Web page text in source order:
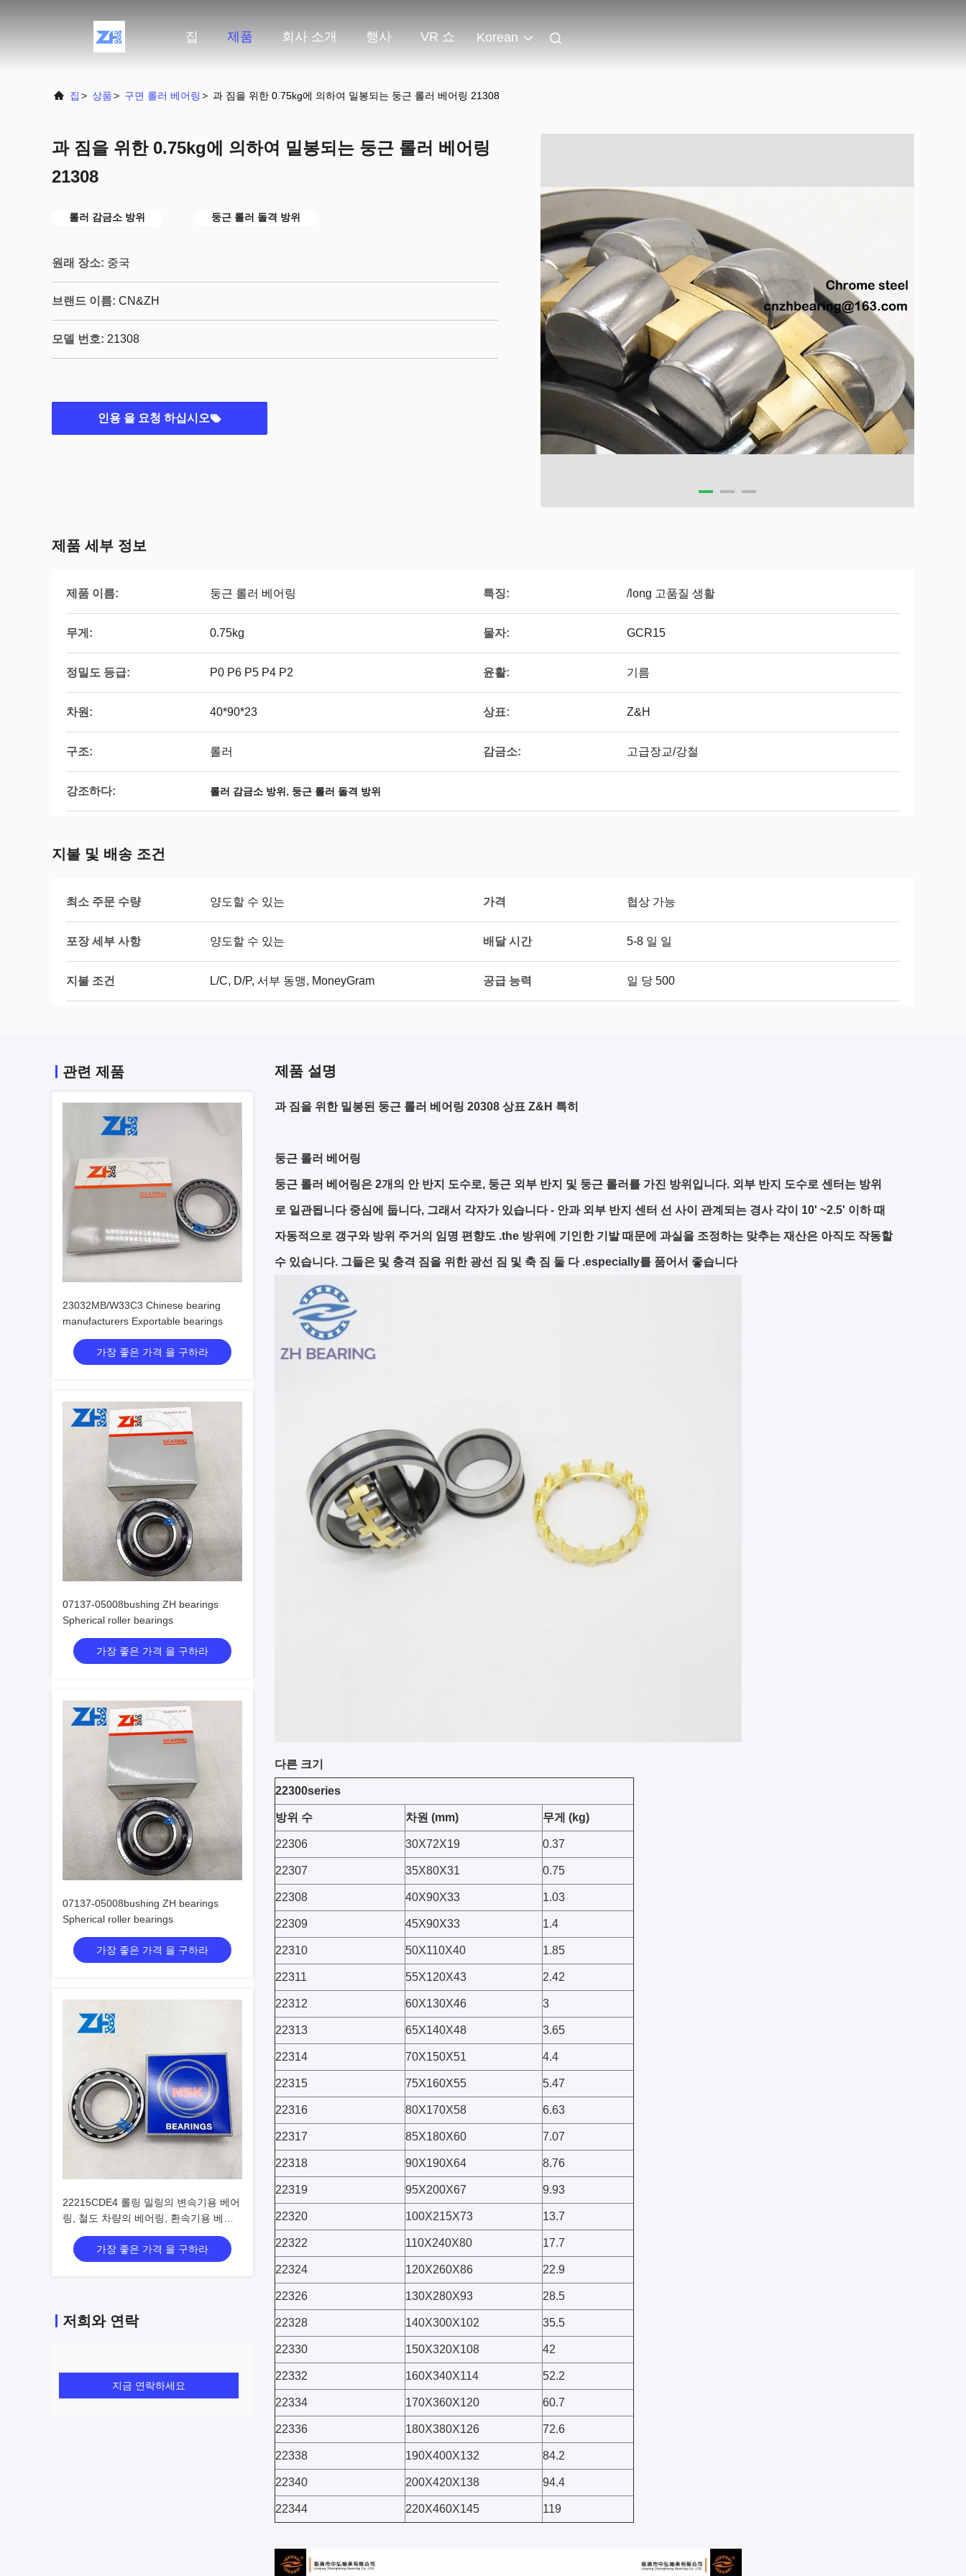
집 제품 회사 소개 행사 VR 쇼 Korean
집 > 상품> 구면 롤러 베어링 > 과 짐을 위한 0.75kg에 의하여 밀봉되는 둥근 롤러 베어링 21308
과 짐을 위한 0.75kg에 의하여 밀봉되는 둥근 롤러 베어링
21308
롤러 감금소 방위 둥근 롤러 돌격 방위
원래 장소: 중국
브랜드 이름: CN&ZH
모델 번호: 21308
인용 을 요청 하십시오
제품 세부 정보
제품 이름: 둥근 롤러 베어링 특징: /long 고품질 생활
무게: 0.75kg 물자: GCR15
정밀도 등급: P0 P6 P5 P4 P2 윤활: 기름
차원: 40*90*23 상표: Z&H
구조: 롤러 감금소: 고급장교/강철
강조하다: 롤러 감금소 방위 , 둥근 롤러 돌격 방위
지불 및 배송 조건
최소 주문 수량 양도할 수 있는 가격 협상 가능
포장 세부 사항 양도할 수 있는 배달 시간 5-8 일 일
지불 조건 L/C, D/P, 서부 동맹, MoneyGram 공급 능력 일 당 500
관련 제품
23032MB/W33C3 Chinese bearing
manufacturers Exportable bearings
가장 좋은 가격 을 구하라
07137-05008bushing ZH bearings
Spherical roller bearings
가장 좋은 가격 을 구하라
07137-05008bushing ZH bearings
Spherical roller bearings
가장 좋은 가격 을 구하라
22215CDE4 롤링 밀링의 변속기용 베어
링, 철도 차량의 베어링, 환속기용 베어
링, 종이 기계용 베어링, 구형 롤러 베어
가장 좋은 가격 을 구하라
저희와 연락
지금 연락하세요
제품 설명
과 짐을 위한 밀봉된 둥근 롤러 베어링 20308 상표 Z&H 특히
둥근 롤러 베어링
둥근 롤러 베어링은 2개의 안 반지 도수로, 둥근 외부 반지 및 둥근 롤러를 가진 방위입니다. 외부 반지 도수로 센터는 방위
로 일관됩니다 중심에 둡니다, 그래서 각자가 있습니다 - 안과 외부 반지 센터 선 사이 관계되는 경사 각이 10' ~2.5' 이하 때
자동적으로 갱구와 방위 주거의 임명 편향도 .the 방위에 기인한 기발 때문에 과실을 조정하는 맞추는 재산은 아직도 작동할
수 있습니다. 그들은 및 충격 짐을 위한 광선 짐 및 축 짐 둘 다 .especially를 품어서 좋습니다
다른 크기
22300series
방위 수 차원 (mm) 무게 (kg)
22306 30X72X19 0.37
22307 35X80X31 0.75
22308 40X90X33 1.03
22309 45X90X33 1.4
22310 50X110X40 1.85
22311 55X120X43 2.42
22312 60X130X46 3
22313 65X140X48 3.65
22314 70X150X51 4.4
22315 75X160X55 5.47
22316 80X170X58 6.63
22317 85X180X60 7.07
22318 90X190X64 8.76
22319 95X200X67 9.93
22320 100X215X73 13.7
22322 110X240X80 17.7
22324 120X260X86 22.9
22326 130X280X93 28.5
22328 140X300X102 35.5
22330 150X320X108 42
22332 160X340X114 52.2
22334 170X360X120 60.7
22336 180X380X126 72.6
22338 190X400X132 84.2
22340 200X420X138 94.4
22344 220X460X145 119